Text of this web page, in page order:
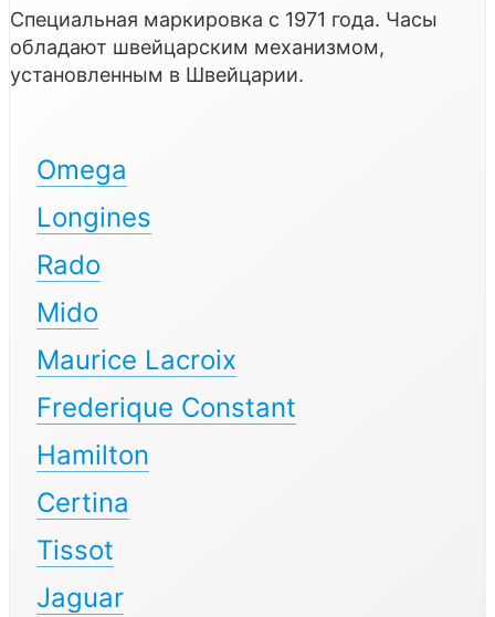
Специальная маркировка с 1971 года. Часы
обладают швейцарским механизмом,
установленным в Швейцарии.
Omega
Longines
Rado
Mido
Maurice Lacroix
Frederique Constant
Hamilton
Certina
Tissot
Jaguar